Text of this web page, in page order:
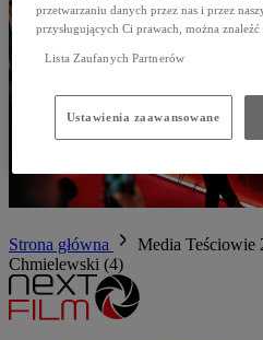
Strona główna Media Teściowie
Chmielewski (4)
przetwarzaniu danych przez nas i przez
przysługujących Ci prawach, można znaleźć
Lista Zaufanych Partnerów
Ustawienia zaawansowane